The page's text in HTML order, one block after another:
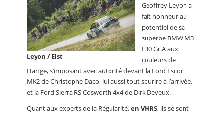
Leyon / Elst
Geoffrey Leyon a
fait honneur au
potentiel de sa
superbe BMW M3
E30 Gr.A aux
couleurs de
Hartge, s’imposant avec autorité devant la Ford Escort
MK2 de Christophe Daco, lui aussi tout sourire à l’arrivée,
et la Ford Sierra RS Cosworth 4x4 de Dirk Deveux.
Quant aux experts de la Régularité,en VHRS, ils se sont